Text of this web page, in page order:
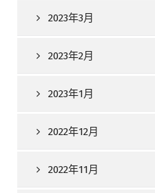
2023年3月
2023年2月
2023年1月
2022年12月
2022年11月